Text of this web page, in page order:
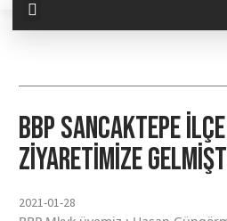
BBP Sancaktepe ilçe
ziyaretimize
2021-01-28